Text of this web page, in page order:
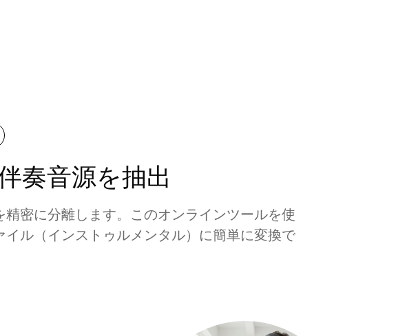
奏音源を抽出
密に分離します。このオンラインツールを使
ル（インストゥルメンタル）に簡単に変換で